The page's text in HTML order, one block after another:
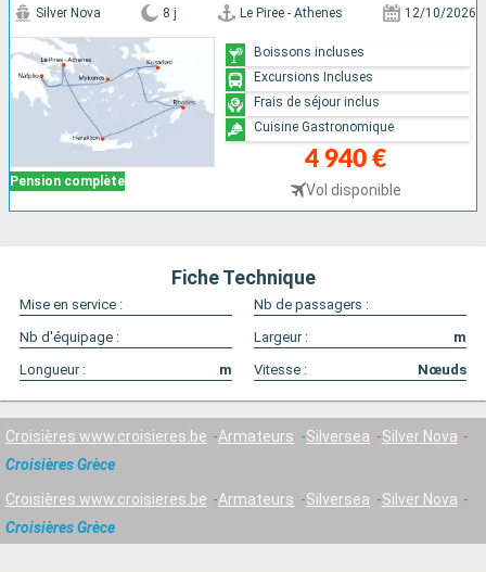
Pension complète
Silver Nova 8 j Le Piree - Athenes 12/10/2026
4 940 €
Vol disponible
Boissons incluses
Excursions Incluses
Frais de séjour inclus
Cuisine Gastronomique
Fiche Technique
Mise en service :
Nb de passagers :
Nb d'équipage :
Largeur :
m
Longueur :
m Vitesse : Nœuds
Croisières www.croisieres.be Armateurs Silversea
Silver Nova
Croisières Grèce
Croisières www.croisieres.be Armateurs Silversea
Silver Nova
Croisières Grèce